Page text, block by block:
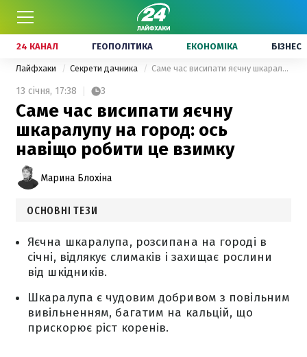
24 КАНАЛ ГЕОПОЛІТИКА ЕКОНОМІКА БІЗНЕС
Лайфхаки Секрети дачника Саме час висипати яєчну шкаралупу на город: ось навіщо робити це взимку
13 січня, 17:38 3
Саме час висипати яєчну
шкаралупу на город: ось
навіщо робити це взимку
Марина Блохіна
ОСНОВНІ ТЕЗИ
Яєчна шкаралупа, розсипана на городі в
січні, відлякує слимаків і захищає рослини
від шкідників.
Шкаралупа є чудовим добривом з повільним
вивільненням, багатим на кальцій, що
прискорює ріст коренів.